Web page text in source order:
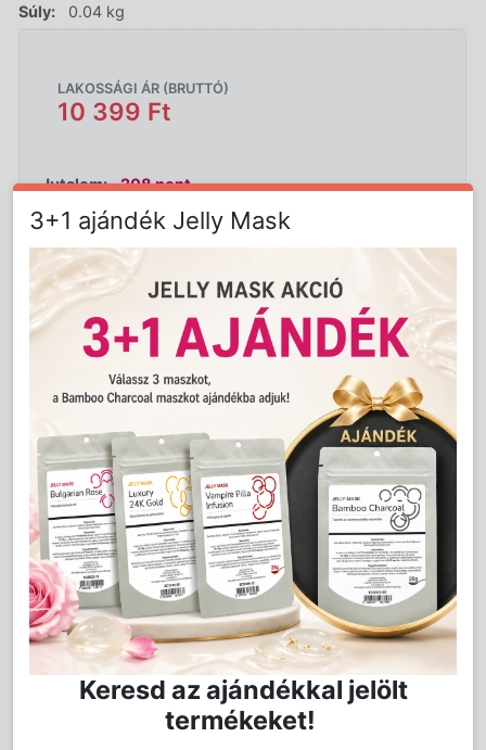
Súly:
0.04 kg
LAKOSSÁGI ÁR (BRUTTÓ)
10 399 Ft
Jutalom: 208 pont
Mennyiség: db Kosárba
Részletes Leírás
A kiváló minőségű U pengekifejezetten a
BPFFX7880EésBPFX7880RGEtrimmelő
modellekhez készült.
A japán acélpenge V-alakú vágószöge szoros
és pontos vágást biztosít, amely ideális
kontúrozáshoz, nyak- és szakállvonal
3+1 ajándék Jelly Mask
Keresd az ajándékkal jelölt
termékeket!